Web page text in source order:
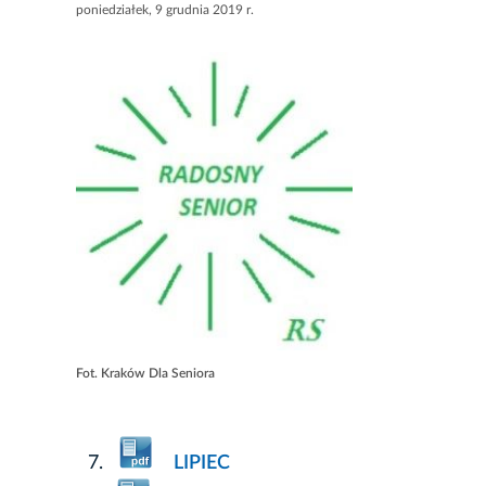
poniedziałek, 9 grudnia 2019 r.
Fot. Kraków Dla Seniora
LIPIEC